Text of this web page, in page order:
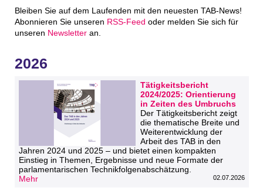
Bleiben Sie auf dem Laufenden mit den neuesten TAB-News!
Abonnieren Sie unseren RSS-Feed oder melden Sie sich für
unseren Newsletteran.
2026
Tätigkeitsbericht
2024/2025: Orientierung
in Zeiten des Umbruchs
Der Tätigkeitsbericht zeigt
die thematische Breite und
Weiterentwicklung der
Arbeit des TAB in den
Jahren 2024 und 2025 – und bietet einen kompakten
Einstieg in Themen, Ergebnisse und neue Formate der
parlamentarischen Technikfolgenabschätzung.
Mehr
02.07.2026